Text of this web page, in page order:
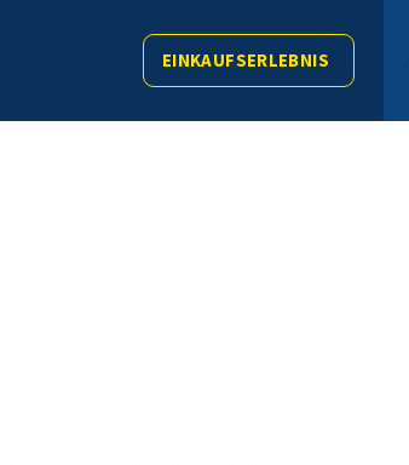
EINKAUFSERLEBNIS